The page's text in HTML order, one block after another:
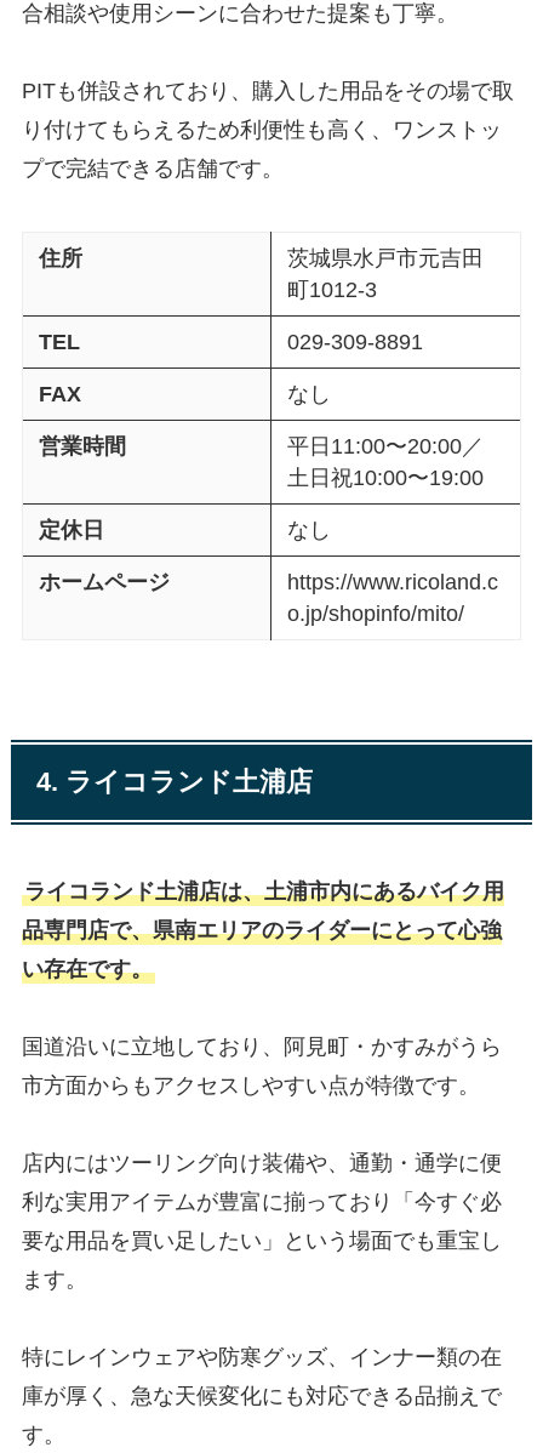
合相談や使用シーンに合わせた提案も丁寧。
PITも併設されており、購入した用品をその場で取
り付けてもらえるため利便性も高く、ワンストッ
プで完結できる店舗です。
住所
茨城県水戸市元吉田
町1012-3
TEL 029-309-8891
FAX なし
営業時間
平日11:00〜20:00／
土日祝10:00〜19:00
定休日 なし
ホームページ
https://www.ricoland.c
o.jp/shopinfo/mito/
4. ライコランド土浦店
ライコランド土浦店は、土浦市内にあるバイク用
品専門店で、県南エリアのライダーにとって心強
い存在です。
国道沿いに立地しており、阿見町・かすみがうら
市方面からもアクセスしやすい点が特徴です。
店内にはツーリング向け装備や、通勤・通学に便
利な実用アイテムが豊富に揃っており「今すぐ必
要な用品を買い足したい」という場面でも重宝し
ます。
特にレインウェアや防寒グッズ、インナー類の在
庫が厚く、急な天候変化にも対応できる品揃えで
す。